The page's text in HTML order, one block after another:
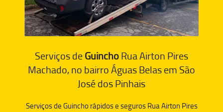
Serviços deGuinchoRua Airton Pires
Machado, no bairro Águas Belas em São
José dos Pinhais
Serviços de Guincho rápidos e seguros Rua Airton Pires